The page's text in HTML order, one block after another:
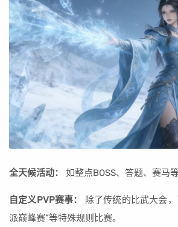
全天候活动： 如整点BOSS、答题、赛马
自定义PVP赛事：
除了传统的比武大会，
派巅峰赛”等特殊规则比赛。